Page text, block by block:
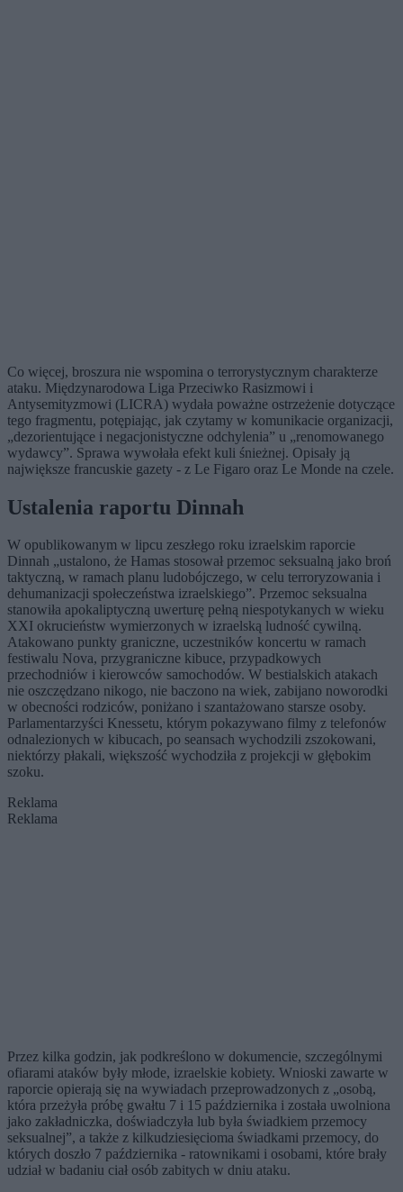
Co więcej, broszura nie wspomina o terrorystycznym charakterze
ataku. Międzynarodowa Liga Przeciwko Rasizmowi i
Antysemityzmowi (LICRA) wydała poważne ostrzeżenie dotyczące
tego fragmentu, potępiając, jak czytamy w komunikacie organizacji,
„dezorientujące i negacjonistyczne odchylenia” u „renomowanego
wydawcy”. Sprawa wywołała efekt kuli śnieżnej. Opisały ją
największe francuskie gazety - z Le Figaro oraz Le Monde na czele.
Ustalenia raportu Dinnah
W opublikowanym w lipcu zeszłego roku izraelskim raporcie
Dinnah „ustalono, że Hamas stosował przemoc seksualną jako broń
taktyczną, w ramach planu ludobójczego, w celu terroryzowania i
dehumanizacji społeczeństwa izraelskiego”. Przemoc seksualna
stanowiła apokaliptyczną uwerturę pełną niespotykanych w wieku
XXI okrucieństw wymierzonych w izraelską ludność cywilną.
Atakowano punkty graniczne, uczestników koncertu w ramach
festiwalu Nova, przygraniczne kibuce, przypadkowych
przechodniów i kierowców samochodów. W bestialskich atakach
nie oszczędzano nikogo, nie baczono na wiek, zabijano noworodki
w obecności rodziców, poniżano i szantażowano starsze osoby.
Parlamentarzyści Knessetu, którym pokazywano filmy z telefonów
odnalezionych w kibucach, po seansach wychodzili zszokowani,
niektórzy płakali, większość wychodziła z projekcji w głębokim
szoku.
Reklama
Reklama
Przez kilka godzin, jak podkreślono w dokumencie, szczególnymi
ofiarami ataków były młode, izraelskie kobiety. Wnioski zawarte w
raporcie opierają się na wywiadach przeprowadzonych z „osobą,
która przeżyła próbę gwałtu 7 i 15 października i została uwolniona
jako zakładniczka, doświadczyła lub była świadkiem przemocy
seksualnej”, a także z kilkudziesięcioma świadkami przemocy, do
których doszło 7 października - ratownikami i osobami, które brały
udział w badaniu ciał osób zabitych w dniu ataku.